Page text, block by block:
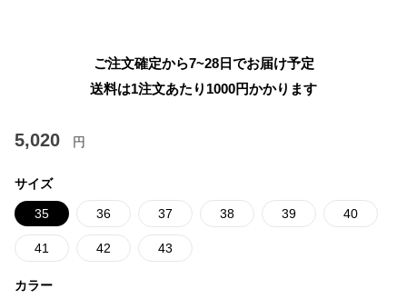
ご注文確定から7~28日でお届け予定
送料は1注文あたり 1000円かかります
5,020 円
サイズ
35 36 37 38 39 40
41 42 43
カラー